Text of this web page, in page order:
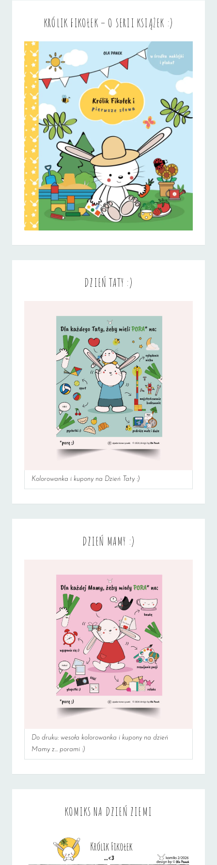
KRÓLIK FIKOŁEK – O SERII KSIĄŻEK :)
DZIEŃ TATY :)
Kolorowanka i kupony na Dzień Taty :)
DZIEŃ MAMY :)
Do druku: wesoła kolorowanka i kupony na dzień
Mamy z... porami :)
KOMIKS NA DZIEŃ ZIEMI